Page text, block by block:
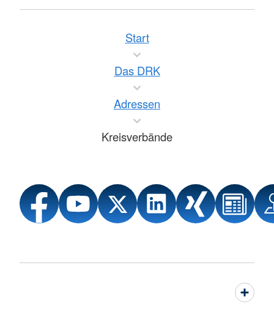
Start
Das DRK
Adressen
Kreisverbände